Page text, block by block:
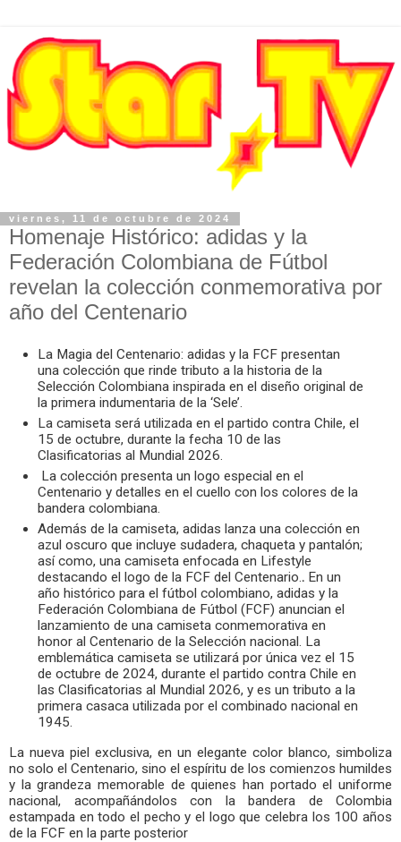
viernes, 11 de octubre de 2024
Homenaje Histórico: adidas y la
Federación Colombiana de Fútbol
revelan la colección conmemorativa por
año del Centenario
La Magia del Centenario: adidas y la FCF presentan
una colección que rinde tributo a la historia de la
Selección Colombiana inspirada en el diseño original de
la primera indumentaria de la ‘Sele’.
La camiseta será utilizada en el partido contra Chile, el
15 de octubre, durante la fecha 10 de las
Clasificatorias al Mundial 2026.
La colección presenta un logo especial en el
Centenario y detalles en el cuello con los colores de la
bandera colombiana.
Además de la camiseta, adidas lanza una colección en
azul oscuro que incluye sudadera, chaqueta y pantalón;
así como, una camiseta enfocada en Lifestyle
destacando el logo de la FCF del Centenario.. En un
año histórico para el fútbol colombiano, adidas y la
Federación Colombiana de Fútbol (FCF) anuncian el
lanzamiento de una camiseta conmemorativa en
honor al Centenario de la Selección nacional. La
emblemática camiseta se utilizará por única vez el 15
de octubre de 2024, durante el partido contra Chile en
las Clasificatorias al Mundial 2026, y es un tributo a la
primera casaca utilizada por el combinado nacional en
1945.
La nueva piel exclusiva, en un elegante color blanco, simboliza
no solo el Centenario, sino el espíritu de los comienzos humildes
y la grandeza memorable de quienes han portado el uniforme
nacional, acompañándolos con la bandera de Colombia
estampada en todo el pecho y el logo que celebra los 100 años
de la FCF en la parte posterior